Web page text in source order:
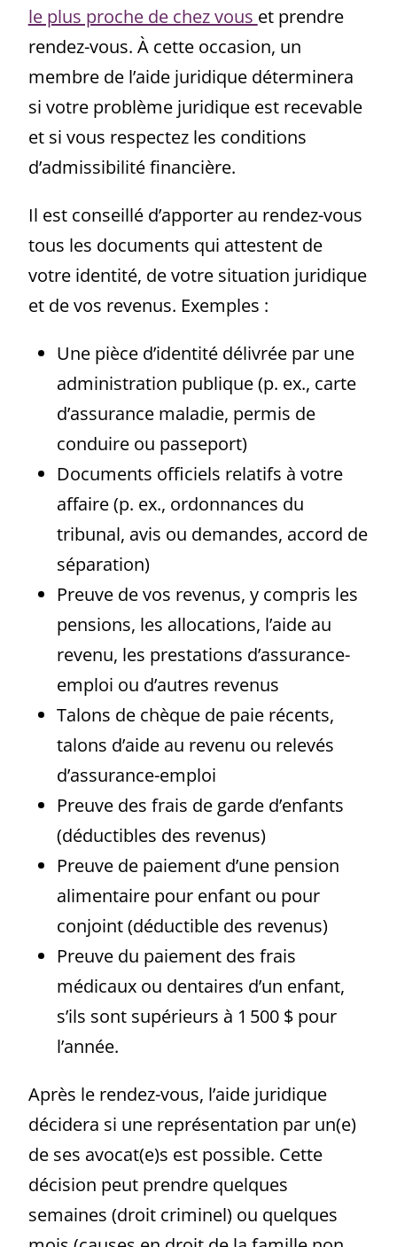
le plus proche de chez vous et prendre
rendez-vous. À cette occasion, un
membre de l’aide juridique déterminera
si votre problème juridique est recevable
et si vous respectez les conditions
d’admissibilité financière.
Il est conseillé d’apporter au rendez-vous
tous les documents qui attestent de
votre identité, de votre situation juridique
et de vos revenus. Exemples :
Une pièce d’identité délivrée par une
administration publique (p. ex., carte
d’assurance maladie, permis de
conduire ou passeport)
Documents officiels relatifs à votre
affaire (p. ex., ordonnances du
tribunal, avis ou demandes, accord de
séparation)
Preuve de vos revenus, y compris les
pensions, les allocations, l’aide au
revenu, les prestations d’assurance-
emploi ou d’autres revenus
Talons de chèque de paie récents,
talons d’aide au revenu ou relevés
d’assurance-emploi
Preuve des frais de garde d’enfants
(déductibles des revenus)
Preuve de paiement d’une pension
alimentaire pour enfant ou pour
conjoint (déductible des revenus)
Preuve du paiement des frais
médicaux ou dentaires d’un enfant,
s’ils sont supérieurs à 1 500 $ pour
l’année.
Après le rendez-vous, l’aide juridique
décidera si une représentation par un(e)
de ses avocat(e)s est possible. Cette
décision peut prendre quelques
semaines (droit criminel) ou quelques